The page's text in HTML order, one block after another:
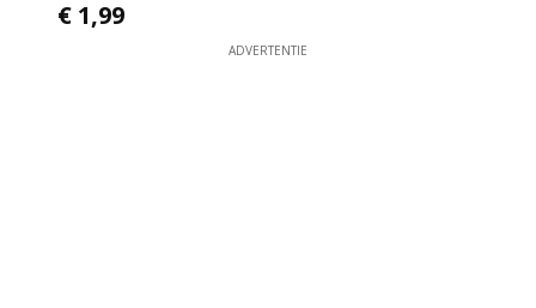
€ 1,99
ADVERTENTIE